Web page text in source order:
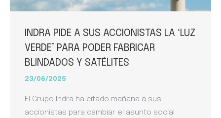
INDRA PIDE A SUS ACCIONISTAS LA ‘LUZ
VERDE’ PARA PODER FABRICAR
BLINDADOS Y SATÉLITES
23/06/2025
El Grupo Indra ha citado mañana a sus
accionistas para cambiar el asunto social